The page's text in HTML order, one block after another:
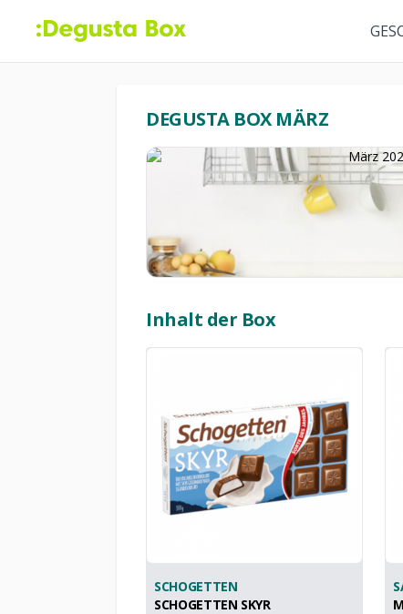
DEGUSTA BOX MÄRZ
Inhalt der Box
SCHOGETTEN
SCHOGETTEN SKYR